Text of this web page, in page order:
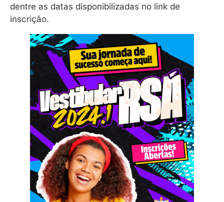
dentre as datas disponibilizadas no link de
inscrição.